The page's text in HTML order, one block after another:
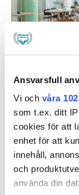
Ansvarsfull
Vi och våra
som t.ex. ditt
cookies för att
enhet för att
innehåll,
och
använda din
LSS-dagen
Datum:2026-
Tid:
Stockholm
Plats:
7A